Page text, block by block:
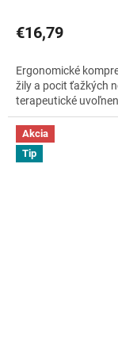
€16,79
Ergonomické
žily a pocit ťažkých
terapeutické
Akcia
Tip